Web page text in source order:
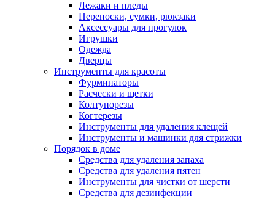
Лежаки и пледы
Переноски, сумки, рюкзаки
Аксессуары для прогулок
Игрушки
Одежда
Дверцы
Инструменты для красоты
Фурминаторы
Расчески и щетки
Колтунорезы
Когтерезы
Инструменты для удаления клещей
Инструменты и машинки для стрижки
Порядок в доме
Средства для удаления запаха
Средства для удаления пятен
Инструменты для чистки от шерсти
Средства для дезинфекции